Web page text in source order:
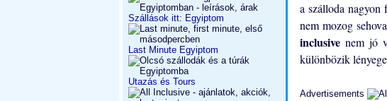
Szállások itt: Egyiptom
Last Minute Egyiptom
Utazás és Tours
a szálloda nagyon
nem mozog
inclusivenem jó
különbözik
Advertisements